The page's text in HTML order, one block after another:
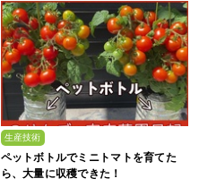
生産技術
ペットボトルでミニトマトを育てた
ら、大量に収穫できた！